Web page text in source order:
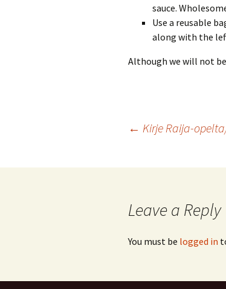
sauce.
Use a reusable
along with the
Although we will not
navigation
← Kirje Raija-
Leave a Reply
You must be logged in